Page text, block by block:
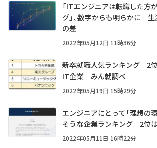
「ITエンジニアは転職した方
グ」、数字からも明らかに
の差
2022年05月12日 11時36分
新卒就職人気ランキング 2位
IT企業 みん就調べ
2022年05月19日 15時29分
エンジニアにとって「理想の
そうな企業ランキング 2位
2022年05月11日 16時22分